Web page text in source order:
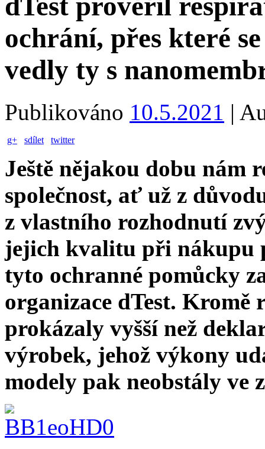
dTest prověřil
ochrání, přes které
vedly ty s
Publikováno 10.5.2021 |
g+ sdílet twitter
Ještě nějakou dobu nám
společnost, ať už z
z vlastního rozhodnutí
jejich kvalitu při nákupu
tyto ochranné pomůcky
organizace dTest.
prokázaly vyšší než
výrobek, jehož výkony
modely pak neobstály ve